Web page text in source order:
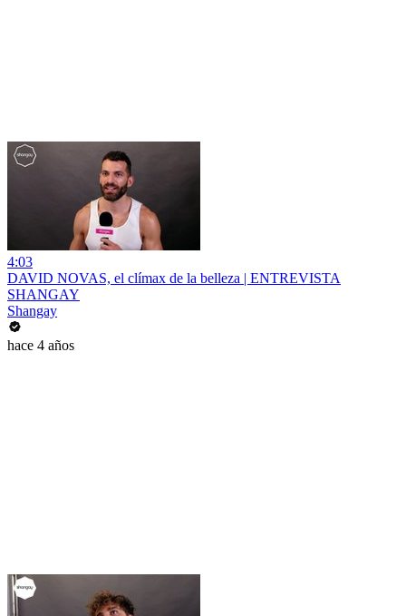
4:03
DAVID NOVAS, el clímax de la belleza | ENTREVISTA
SHANGAY
Shangay
hace 4 años